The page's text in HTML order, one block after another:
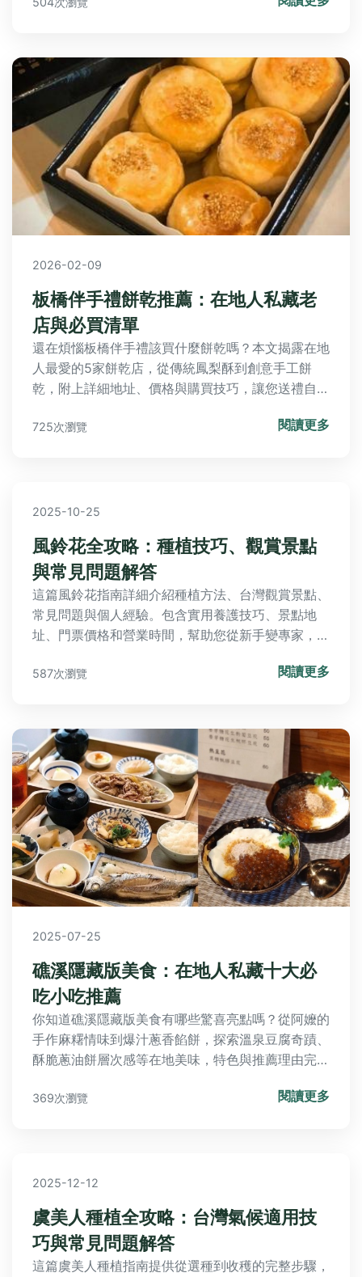
2026-02-09
板橋伴手禮餅乾推薦：在地人私藏老
店與必買清單
還在煩惱板橋伴手禮該買什麼餅乾嗎？本文揭露在地
人最愛的5家餅乾店，從傳統鳳梨酥到創意手工餅
乾，附上詳細地址、價格與購買技巧，讓您送禮自用
725次瀏覽 閱讀更多
2025-10-25
風鈴花全攻略：種植技巧、觀賞景點
與常見問題解答
這篇風鈴花指南詳細介紹種植方法、台灣觀賞景點、
常見問題與個人經驗。包含實用養護技巧、景點地
址、門票價格和營業時間，幫助您從新手變專家，解
587次瀏覽 閱讀更多
2025-07-25
礁溪隱藏版美食：在地人私藏十大必
吃小吃推薦
你知道礁溪隱藏版美食有哪些驚喜亮點嗎？從阿嬤的
手作麻糬情味到爆汁蔥香餡餅，探索溫泉豆腐奇蹟、
酥脆蔥油餅層次感等在地美味，特色與推薦理由完整
你輕鬆尋味礁溪美食之旅！
369次瀏覽 閱讀更多
2025-12-12
虞美人種植全攻略：台灣氣候適用技
巧與常見問題解答
這篇虞美人種植指南提供從選種到收穫的完整步驟，